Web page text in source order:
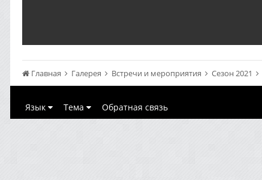
Главная Галерея Встречи и мероприятия Сезон 2021
Язык Тема Обратная связь